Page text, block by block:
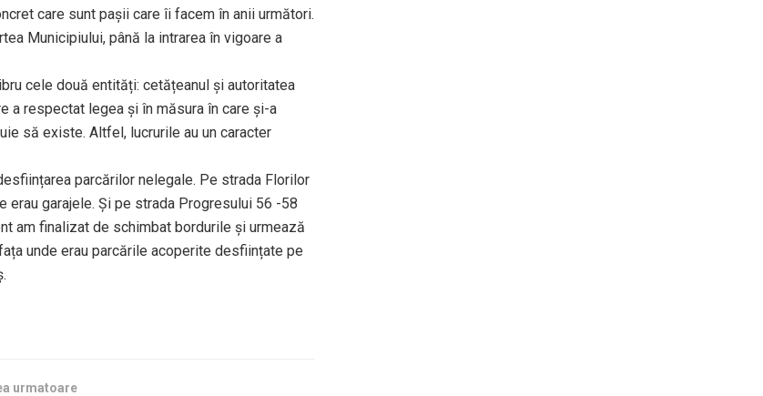
care sunt pașii care îi facem în anii următori.
Municipiului, până la intrarea în vigoare a
cele două entități: cetățeanul și autoritatea
a respectat legea și în măsura în care și-a
să existe. Altfel, lucrurile au un caracter
parcărilor nelegale. Pe strada Florilor
garajele. Și pe strada Progresului 56 -58
am finalizat de schimbat bordurile și urmează
unde erau parcările acoperite desființate pe
urmatoare